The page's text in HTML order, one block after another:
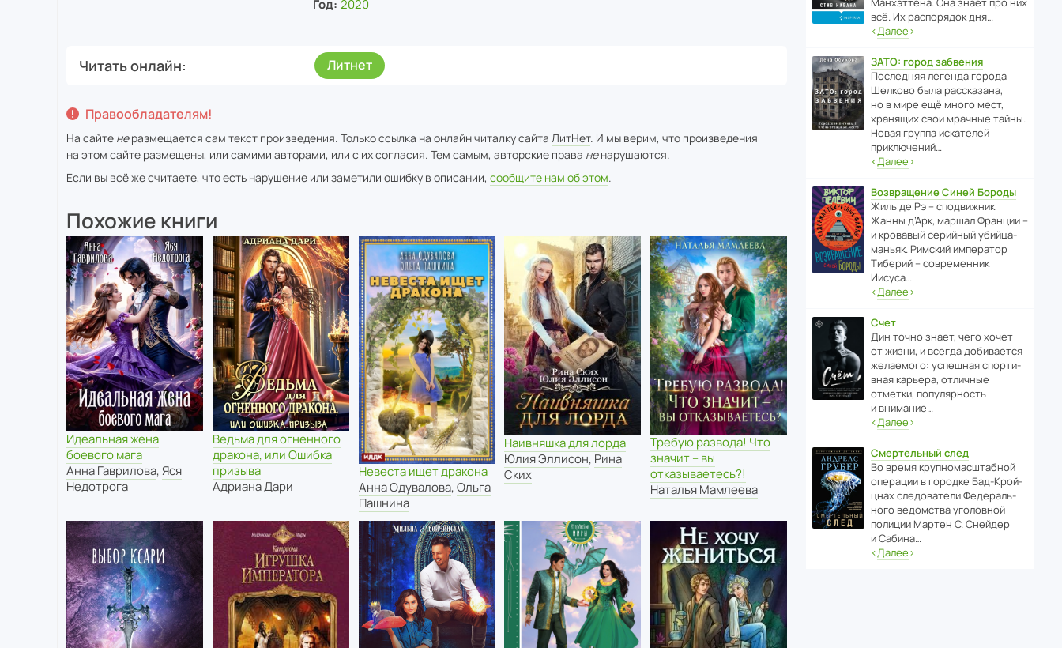
Год: 2020
Читать онлайн Литнет
Правообладателям!
На сайте неразмещается сам текст произведения. Только ссылка на онлайн читалку сайта ЛитНет. И мы верим, что произведения
на этом сайте размещены, или самими авторами, или с их согласия. Тем самым, авторские права ненарушаются.
Если вы всё же считаете, что есть нарушение или заметили ошибку в описании, сообщите нам об этом.
Похожие книги
Идеальная жена
боевого мага
Анна Гаврилова,Яся
Недотрога
Ведьма для огненного
дракона, или Ошибка
призыва
Адриана Дари
Невеста ищет дракона
Анна Одувалова,Ольга
Пашнина
Наивняшка для лорда
Юлия Эллисон, Рина
Ских
Требую развода! Что
значит – вы
отказываетесь?!
Наталья Мамлеева
всё. Их распо­рядок дня…
‹Далее›
ЗАТО: город забвения
После­дняя легенда города
Шелково была расска­зана,
но в мире ещё много мест,
хранящих свои мрачные тайны.
Новая группа иска­телей
приключений…
‹Далее›
Возвращение Синей Бороды
Жиль де Рэ – спод­ви­жник
Жанны д’Арк, маршал Франции –
и кровавый серийный убийца-
маньяк. Римский импе­ратор
Тиберий – совре­менник
Иисуса…
‹Далее›
Счет
Дин точно знает, чего хочет
от жизни, и всегда доби­ва­ется
жела­е­мого: успе­шная спор­ти­
вная карьера, отли­чные
отметки, попу­ля­р­ность
и внимание…
‹Далее›
Смертельный след
Во время круп­но­мас­ш­та­бной
операции в городке Бад‑Крой­
цнах следо­ва­тели Феде­раль­
ного ведомства уголо­вной
полиции Мартен С. Снейдер
и Сабина…
‹Далее›